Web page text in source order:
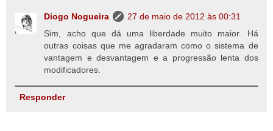
Diogo Nogueira
27 de maio de 2012 às 00:31
Sim, acho que dá uma liberdade muito maior. Há
outras coisas que me agradaram como o sistema de
vantagem e desvantagem e a progressão lenta dos
modificadores.
Responder